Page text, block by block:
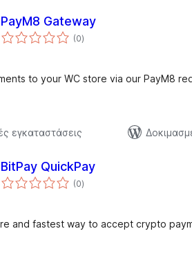
PayM8 Gateway
(0αξιολογήσεις
σύνολο
)
to your WC store via our PayM8
εγκαταστάσεις
BitPay QuickPay
(0αξιολογήσεις
σύνολο
)
and fastest way to accept crypto